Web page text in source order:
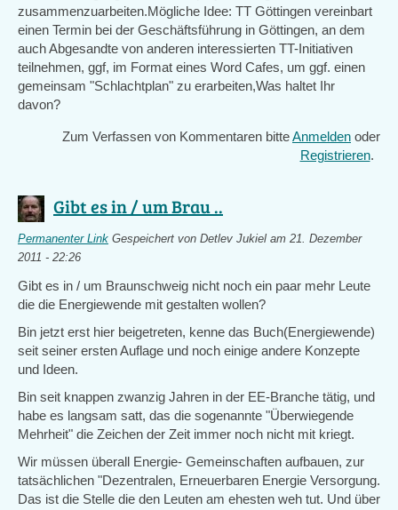
zusammenzuarbeiten.Mögliche Idee: TT Göttingen vereinbart
einen Termin bei der Geschäftsführung in Göttingen, an dem
auch Abgesandte von anderen interessierten TT-Initiativen
teilnehmen, ggf, im Format eines Word Cafes, um ggf. einen
gemeinsam "Schlachtplan" zu erarbeiten,Was haltet Ihr
davon?
Zum Verfassen von Kommentaren bitteAnmelden oder
Registrieren.
Gibt es in / um Brau ..
Permanenter Link Gespeichert von Detlev Jukiel am 21. Dezember
2011 - 22:26
Gibt es in / um Braunschweig nicht noch ein paar mehr Leute
die die Energiewende mit gestalten wollen?
Bin jetzt erst hier beigetreten, kenne das Buch(Energiewende)
seit seiner ersten Auflage und noch einige andere Konzepte
und Ideen.
Bin seit knappen zwanzig Jahren in der EE-Branche tätig, und
habe es langsam satt, das die sogenannte "Überwiegende
Mehrheit" die Zeichen der Zeit immer noch nicht mit kriegt.
Wir müssen überall Energie- Gemeinschaften aufbauen, zur
tatsächlichen "Dezentralen, Erneuerbaren Energie Versorgung.
Das ist die Stelle die den Leuten am ehesten weh tut. Und über